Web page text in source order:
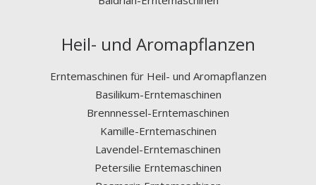
Heil- und Aromapflanzen
Erntemaschinen für Heil- und Aromapflanzen
Basilikum-Erntemaschinen
Brennnessel-Erntemaschinen
Kamille-Erntemaschinen
Lavendel-Erntemaschinen
Petersilie Erntemaschinen